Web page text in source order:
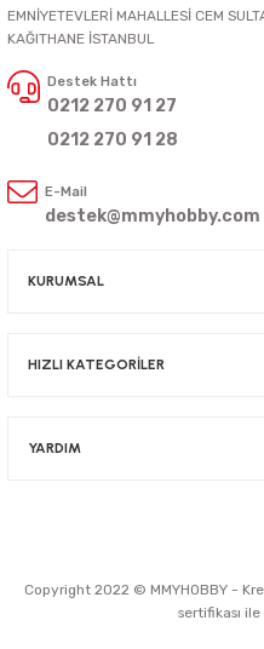
EMNİYETEVLERİ MAHALLESİ CEM
KAĞITHANE İSTANBUL
Destek Hattı
0212 270 91 27
0212 270 91 28
E-Mail
destek@mmyhobby.com
KURUMSAL
HIZLI KATEGORİLER
YARDIM
Copyright 2022 © MMYHOBBY -
sertifikası